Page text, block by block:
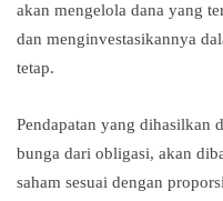
akan mengelola dana yang
dan menginvestasikannya
tetap.
Pendapatan yang dihasilkan
bunga dari obligasi, akan
saham sesuai dengan